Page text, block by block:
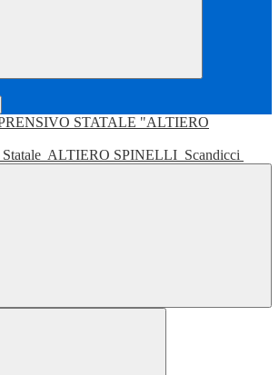
ALTIERO SPINELLI Scandicci